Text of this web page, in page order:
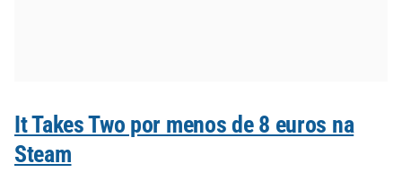
It Takes Two por menos de 8 euros na
Steam